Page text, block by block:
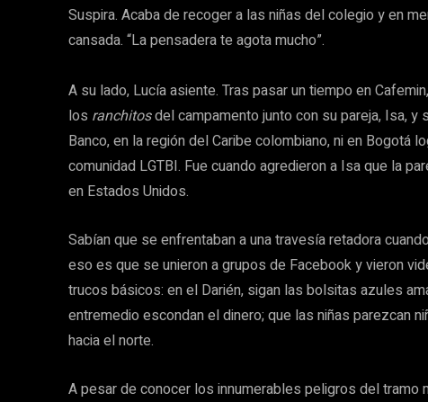
Suspira. Acaba de recoger a las niñas del colegio y en
cansada. “La pensadera te agota mucho”.
A su lado, Lucía asiente. Tras pasar un tiempo en
los ranchitosdel campamento junto con su pareja, Isa, y
Banco, en la región del Caribe colombiano, ni en Bogotá
comunidad LGTBI. Fue cuando agredieron a Isa que la
en Estados Unidos.
Sabían que se enfrentaban a una travesía retadora
eso es que se unieron a grupos de Facebook y vieron
trucos básicos: en el Darién, sigan las bolsitas azules
entremedio escondan el dinero; que las niñas parezcan
hacia el norte.
A pesar de conocer los innumerables peligros del tramo